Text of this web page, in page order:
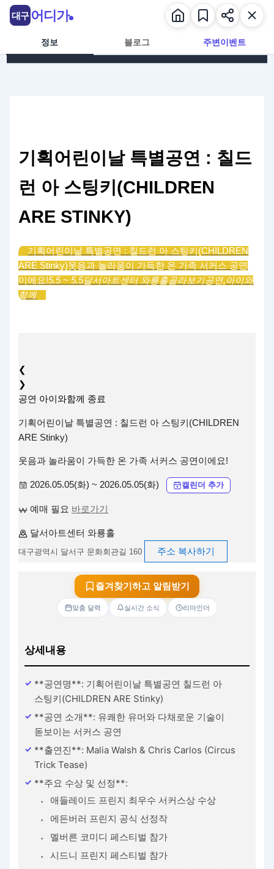
콘텐츠로 건너뛰기
정보 블로그 주변이벤트
기획어린이날 특별공연 : 칠드
런 아 스팅키(CHILDREN
ARE STINKY)
기획어린이날 특별공연 : 칠드런 아 스팅키(CHILDREN
ARE Stinky)웃음과 놀라움이 가득한 온 가족 서커스 공연
이에요!5.5 ~ 5.5달서아트센터 와룡홀골라보기공연,아이와
함께
❮
❯
공연 아이와함께 종료
기획어린이날 특별공연 : 칠드런 아 스팅키(CHILDREN
ARE Stinky)
웃음과 놀라움이 가득한 온 가족 서커스 공연이에요!
2026.05.05(화) ~ 2026.05.05(화) 캘린더 추가
예매 필요 바로가기
달서아트센터 와룡홀
대구광역시 달서구 문화회관길 160 주소 복사하기
즐겨찾기하고 알림받기
맞춤 달력 실시간 소식 리마인더
상세내용
**공연명**: 기획어린이날 특별공연 칠드런 아
스팅키(CHILDREN ARE Stinky)
**공연 소개**: 유쾌한 유머와 다채로운 기술이
돋보이는 서커스 공연
**출연진**: Malia Walsh & Chris Carlos (Circus
Trick Tease)
**주요 수상 및 선정**:
애들레이드 프린지 최우수 서커스상 수상
에든버러 프린지 공식 선정작
멜버른 코미디 페스티벌 참가
시드니 프린지 페스티벌 참가
대구 어디가